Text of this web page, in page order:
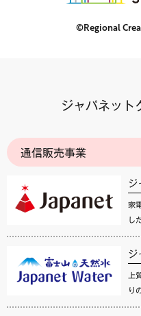
©Regional
ジャパネット
通信販売事業
ジ
家
し
ジ
上
り